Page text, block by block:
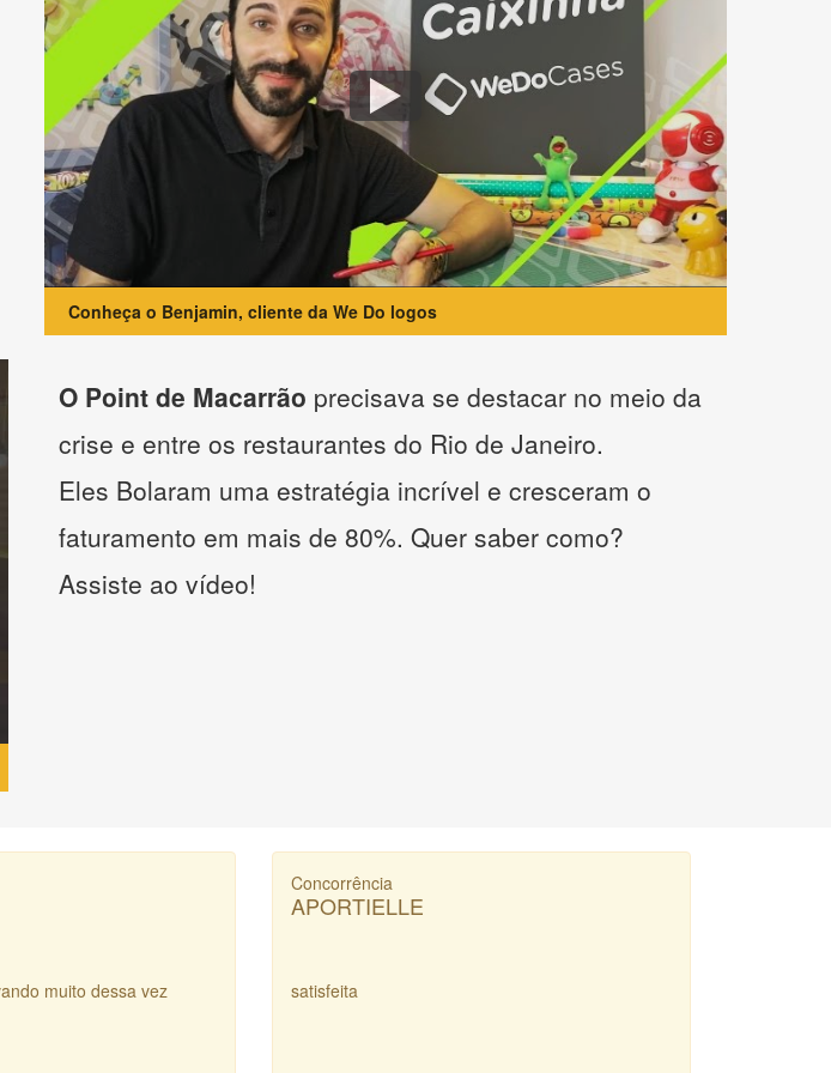
Conheça o Benjamin, cliente da We Do logos
O Point de Macarrão precisava se destacar no meio da
crise e entre os restaurantes do Rio de Janeiro.
Eles Bolaram uma estratégia incrível e cresceram o
faturamento em mais de 80%. Quer saber como?
Assiste ao vídeo!
muito dessa vez
Concorrência
APORTIELLE
satisfeita